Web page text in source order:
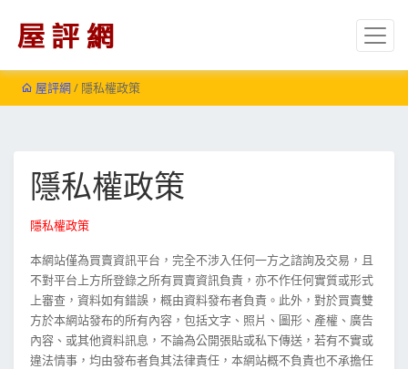
屋評網/ 隱私權政策
隱私權政策
隱私權政策
本網站僅為買賣資訊平台，完全不涉入任何一方之諮詢及交易，且
不對平台上方所登錄之所有買賣資訊負責，亦不作任何實質或形式
上審查，資料如有錯誤，概由資料發布者負責。此外，對於買賣雙
方於本網站發布的所有內容，包括文字、照片、圖形、產權、廣告
內容、或其他資料訊息，不論為公開張貼或私下傳送，若有不實或
違法情事，均由發布者負其法律責任，本網站概不負責也不承擔任